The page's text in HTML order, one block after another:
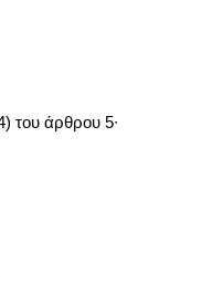
του άρθρου 5∙